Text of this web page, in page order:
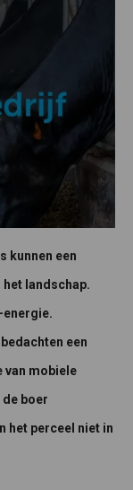
kunnen een
landschap.
energie.
een
van mobiele
boer
het perceel niet in